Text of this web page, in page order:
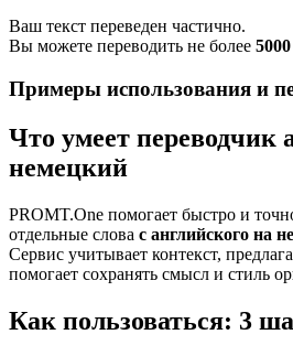
Ваш текст переведен частично.
Вы можете переводить не более 5000
Примеры использования и
Что умеет переводчик
немецкий
PROMT.One помогает быстро и
отдельные слова с английского на
Сервис учитывает контекст,
помогает сохранять смысл и стиль
Как пользоваться: 3